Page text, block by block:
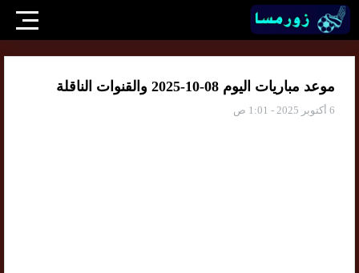
موعد مباريات اليوم 08-10-2025 والقنوات الناقلة
6 أكتوبر 2025 - 1:01 ص